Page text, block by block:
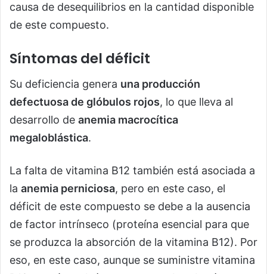
causa de desequilibrios en la cantidad disponible
de este compuesto.
Síntomas del déficit
Su deficiencia genera una producción
defectuosa de glóbulos rojos, lo que lleva al
desarrollo de anemia macrocítica
megaloblástica.
La falta de vitamina B12 también está asociada a
la anemia perniciosa, pero en este caso, el
déficit de este compuesto se debe a la ausencia
de factor intrínseco (proteína esencial para que
se produzca la absorción de la vitamina B12). Por
eso, en este caso, aunque se suministre vitamina